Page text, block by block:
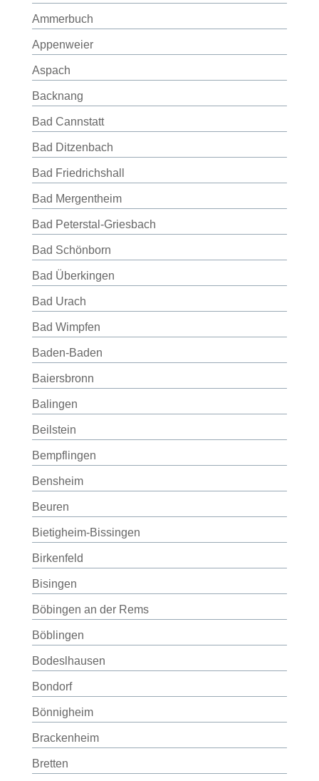
Ammerbuch
Appenweier
Aspach
Backnang
Bad Cannstatt
Bad Ditzenbach
Bad Friedrichshall
Bad Mergentheim
Bad Peterstal-Griesbach
Bad Schönborn
Bad Überkingen
Bad Urach
Bad Wimpfen
Baden-Baden
Baiersbronn
Balingen
Beilstein
Bempflingen
Bensheim
Beuren
Bietigheim-Bissingen
Birkenfeld
Bisingen
Böbingen an der Rems
Böblingen
Bodeslhausen
Bondorf
Bönnigheim
Brackenheim
Bretten